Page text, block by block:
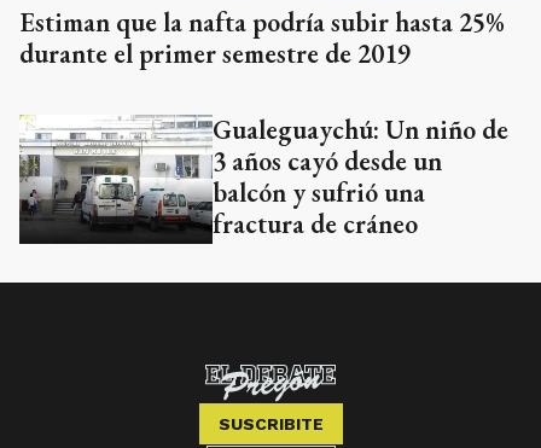
Estiman que la nafta podría subir hasta 25%
durante el primer semestre de 2019
Gualeguaychú: Un niño de
3 años cayó desde un
balcón y sufrió una
fractura de cráneo
SUSCRIBITE